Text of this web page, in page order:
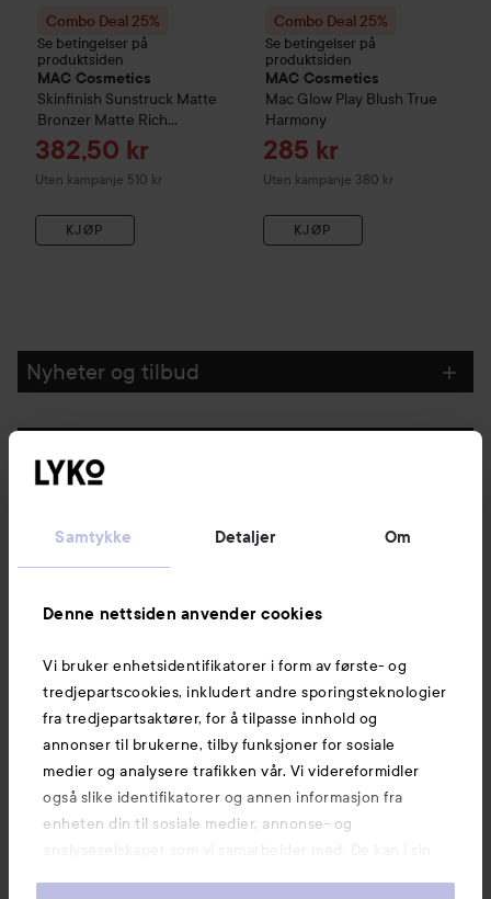
Samtykke Detaljer Om
Denne nettsiden anvender cookies
Vi bruker enhetsidentifikatorer i form av første- og
tredjepartscookies, inkludert andre sporingsteknologier
fra tredjepartsaktører, for å tilpasse innhold og
annonser til brukerne, tilby funksjoner for sosiale
medier og analysere trafikken vår. Vi videreformidler
også slike identifikatorer og annen informasjon fra
enheten din til sosiale medier, annonse- og
analyseselskaper som vi samarbeider med. De kan i sin
Combo Deal 25%
Se betingelser på
produktsiden
MAC Cosmetics
Skinfinish Sunstruck Matte
Bronzer Matte Rich
Golden-Wn
Tilbudspris
382,50 kr
Uten kampanje 510 kr
KJØP
Combo Deal 25%
Se betingelser på
produktsiden
MAC Cosmetics
Mac Glow Play Blush True
Harmony
Tilbudspris
285 kr
Uten kampanje 380 kr
KJØP
Nyheter og tilbud
Kundeservice
Informasjon
Også av interesse